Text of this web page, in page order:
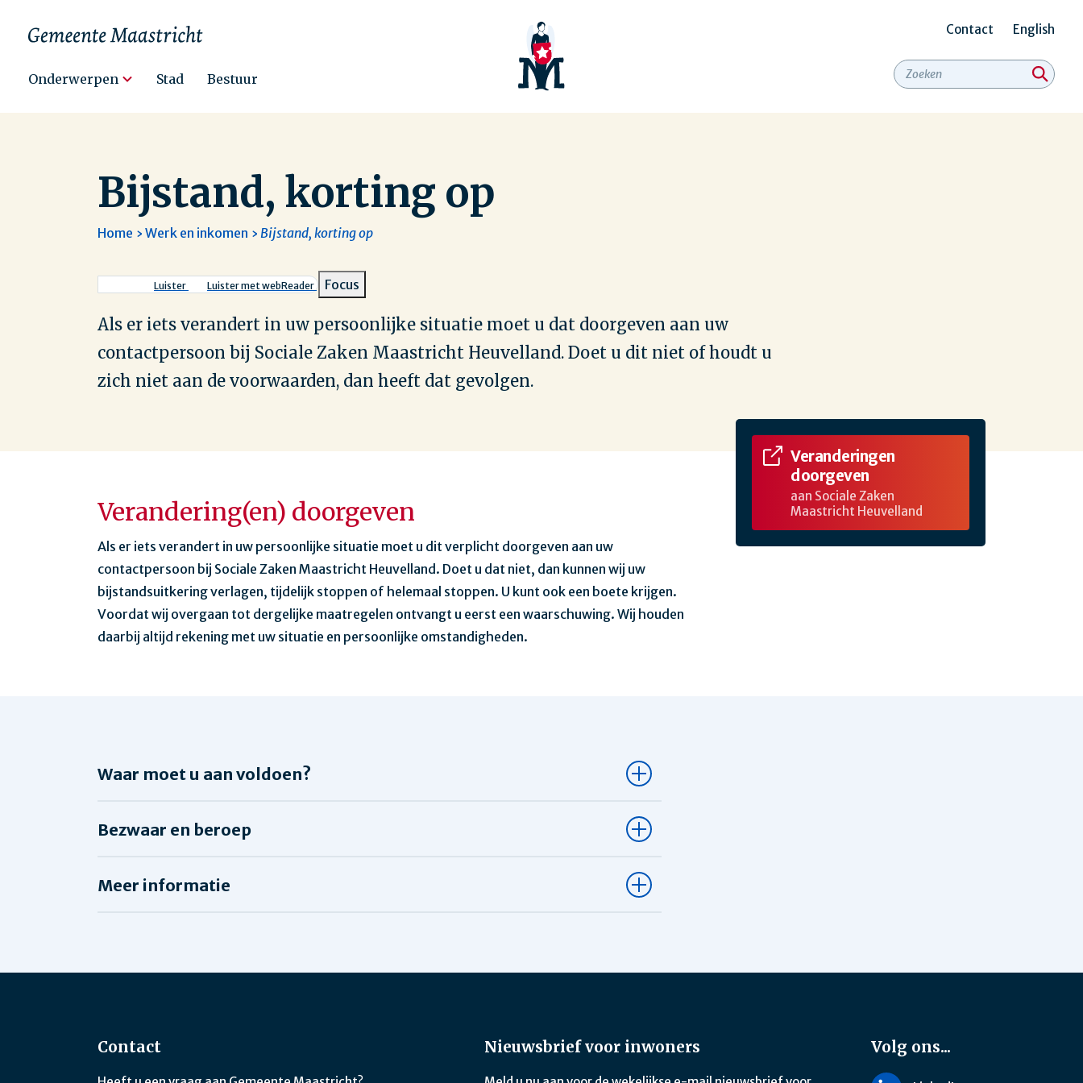
Onderwerpen Stad Bestuur
Secundair
menu
Contact English
Bijstand, korting op
Kruimelpad
Home Werk en inkomen Bijstand, korting op
Luister Luister met webReader Focus
Als er iets verandert in uw persoonlijke situatie moet u dat doorgeven aan uw
contactpersoon bij Sociale Zaken Maastricht Heuvelland. Doet u dit niet of houdt u
zich niet aan de voorwaarden, dan heeft dat gevolgen.
Veranderingen
doorgeven
aan Sociale Zaken
Maastricht Heuvelland
Verandering(en) doorgeven
Als er iets verandert in uw persoonlijke situatie moet u dit verplicht doorgeven aan uw
contactpersoon bij Sociale Zaken Maastricht Heuvelland. Doet u dat niet, dan kunnen wij uw
bijstandsuitkering verlagen, tijdelijk stoppen of helemaal stoppen. U kunt ook een boete krijgen.
Voordat wij overgaan tot dergelijke maatregelen ontvangt u eerst een waarschuwing. Wij houden
daarbij altijd rekening met uw situatie en persoonlijke omstandigheden.
Waar moet u aan voldoen?
Bezwaar en beroep
Meer informatie
Contact Nieuwsbrief voor inwoners Volg ons...